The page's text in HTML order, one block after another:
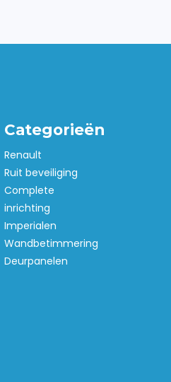
Categorieën
Renault
Ruit beveiliging
Complete
inrichting
Imperialen
Wandbetimmering
Deurpanelen